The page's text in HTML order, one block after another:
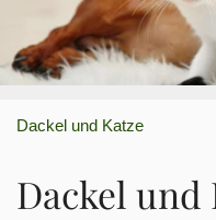
Dackel und Katze
Dackel und